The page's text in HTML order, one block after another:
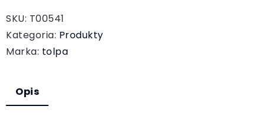
SKU: T00541
Kategoria: Produkty
Marka: tolpa
Opis